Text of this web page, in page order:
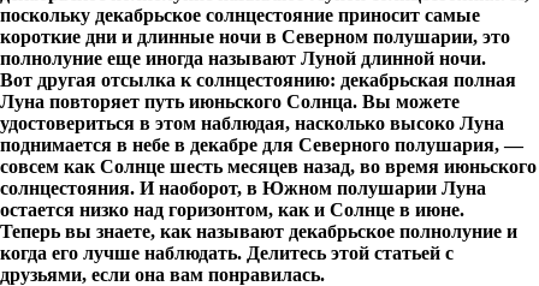
поскольку декабрьское солнцестояние приносит самые
короткие дни и длинные ночи в Северном полушарии, это
полнолуние еще иногда называют Луной длинной ночи.
Вот другая отсылка к солнцестоянию: декабрьская полная
Луна повторяет путь июньского Солнца. Вы можете
удостовериться в этом наблюдая, насколько высоко Луна
поднимается в небе в декабре для Северного полушария, —
совсем как Солнце шесть месяцев назад, во время июньского
солнцестояния. И наоборот, в Южном полушарии Луна
остается низко над горизонтом, как и Солнце в июне.
Теперь вы знаете, как называют декабрьское полнолуние и
когда его лучше наблюдать. Делитесь этой статьей с
друзьями, если она вам понравилась.